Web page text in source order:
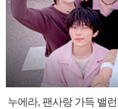
누에라, 팬사랑 가득 밸